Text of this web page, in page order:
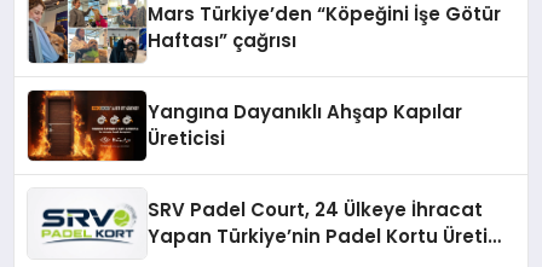
Mars Türkiye’den “Köpeğini İşe Götür
Haftası” çağrısı
Yangına Dayanıklı Ahşap Kapılar
Üreticisi
SRV Padel Court, 24 Ülkeye İhracat
Yapan Türkiye’nin Padel Kortu Üretim